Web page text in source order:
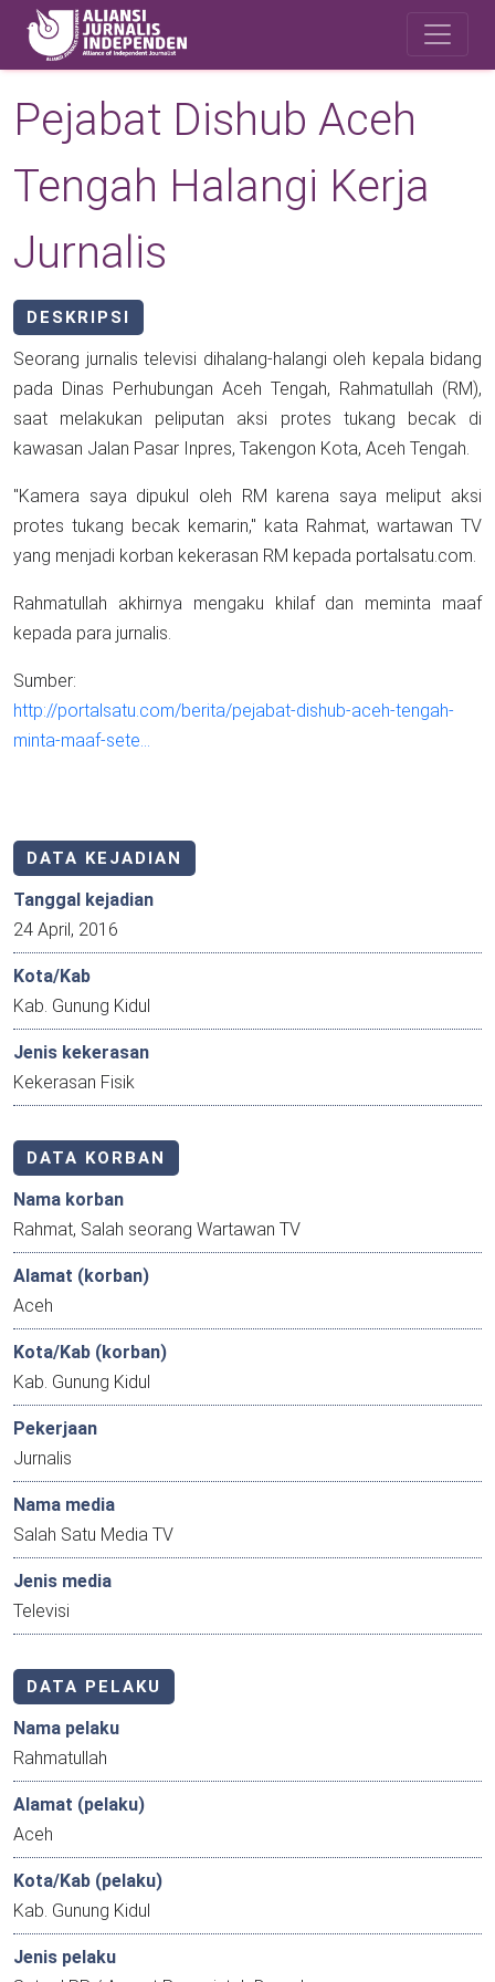
Skip to main content
Pejabat Dishub Aceh
Tengah Halangi Kerja
Jurnalis
DESKRIPSI
Seorang jurnalis televisi dihalang-halangi oleh kepala bidang
pada Dinas Perhubungan Aceh Tengah, Rahmatullah (RM),
saat melakukan peliputan aksi protes tukang becak di
kawasan Jalan Pasar Inpres, Takengon Kota, Aceh Tengah.
"Kamera saya dipukul oleh RM karena saya meliput aksi
protes tukang becak kemarin," kata Rahmat, wartawan TV
yang menjadi korban kekerasan RM kepada portalsatu.com.
Rahmatullah akhirnya mengaku khilaf dan meminta maaf
kepada para jurnalis.
Sumber:
http://portalsatu.com/berita/pejabat-dishub-aceh-tengah-
minta-maaf-sete…
DATA KEJADIAN
Tanggal kejadian
24 April, 2016
Kota/Kab
Kab. Gunung Kidul
Jenis kekerasan
Kekerasan Fisik
DATA KORBAN
Nama korban
Rahmat, Salah seorang Wartawan TV
Alamat (korban)
Aceh
Kota/Kab (korban)
Kab. Gunung Kidul
Pekerjaan
Jurnalis
Nama media
Salah Satu Media TV
Jenis media
Televisi
DATA PELAKU
Nama pelaku
Rahmatullah
Alamat (pelaku)
Aceh
Kota/Kab (pelaku)
Kab. Gunung Kidul
Jenis pelaku